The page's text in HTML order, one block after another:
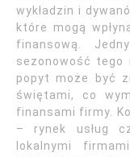
wykładzin i
które mogą
finansową.
sezonowość tego
popyt może być
świętami, co
finansami firmy.
– rynek usług
lokalnymi